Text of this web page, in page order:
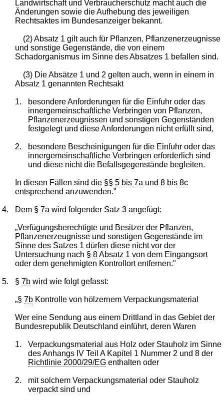
Landwirtschaft und Verbraucherschutz macht auch die
Änderungen sowie die Aufhebung des jeweiligen
Rechtsaktes im Bundesanzeiger bekannt.
(2) Absatz 1 gilt auch für Pflanzen, Pflanzenerzeugnisse
und sonstige Gegenstände, die von einem
Schadorganismus im Sinne des Absatzes 1 befallen sind.
(3) Die Absätze 1 und 2 gelten auch, wenn in einem in
Absatz 1 genannten Rechtsakt
1.
besondere Anforderungen für die Einfuhr oder das
innergemeinschaftliche Verbringen von Pflanzen,
Pflanzenerzeugnissen und sonstigen Gegenständen
festgelegt und diese Anforderungen nicht erfüllt sind,
2.
besondere Bescheinigungen für die Einfuhr oder das
innergemeinschaftliche Verbringen erforderlich sind
und diese nicht die Befallsgegenstände begleiten.
In diesen Fällen sind die §§5 bis 7a und8 bis 8c
entsprechend anzuwenden."
4. Dem §7a wird folgender Satz 3 angefügt:
„Verfügungsberechtigte und Besitzer der Pflanzen,
Pflanzenerzeugnisse und sonstigen Gegenstände im
Sinne des Satzes 1 dürfen diese nicht vor der
Untersuchung nach §8Absatz 1 von dem Eingangsort
oder dem genehmigten Kontrollort entfernen."
5. §7b wird wie folgt gefasst:
„§7b Kontrolle von hölzernem Verpackungsmaterial
Wer eine Sendung aus einem Drittland in das Gebiet der
Bundesrepublik Deutschland einführt, deren Waren
1.
Verpackungsmaterial aus Holz oder Stauholz im Sinne
des Anhangs IV Teil A Kapitel 1 Nummer 2 und 8 der
Richtlinie 2000/29/EGenthalten oder
2.
mit solchem Verpackungsmaterial oder Stauholz
verpackt sind und